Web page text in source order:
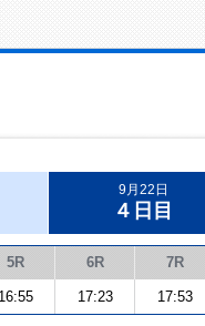
9月22日
４日目
5R 6R 7R
16:55 17:23 17:53